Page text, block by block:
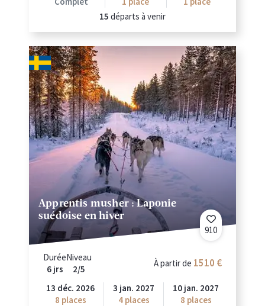
15 départs à venir
Apprentis musher : Laponie
suédoise en hiver
910
Durée
6 jrs
Niveau
2/5
À partir de 1510
13 déc. 2026
8 places
3 jan. 2027
4places
10 jan. 2027
8 places